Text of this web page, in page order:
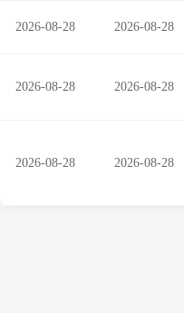
2026-08-28 2026-08-28
2026-08-28 2026-08-28
2026-08-28 2026-08-28